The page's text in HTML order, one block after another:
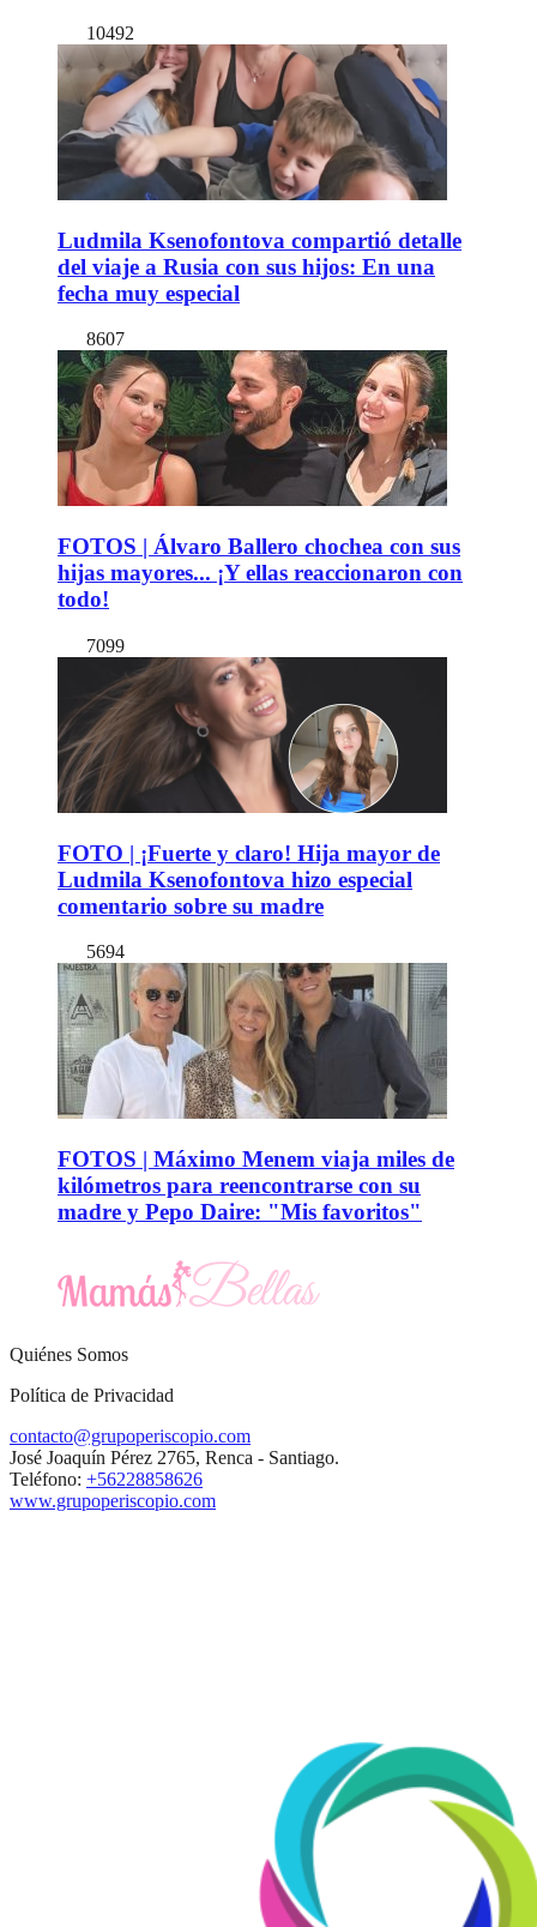
10492
Ludmila Ksenofontova compartió detalle
del viaje a Rusia con sus hijos: En una
fecha muy especial
8607
FOTOS | Álvaro Ballero chochea con sus
hijas mayores... ¡Y ellas reaccionaron con
todo!
7099
FOTO | ¡Fuerte y claro! Hija mayor de
Ludmila Ksenofontova hizo especial
comentario sobre su madre
5694
FOTOS | Máximo Menem viaja miles de
kilómetros para reencontrarse con su
madre y Pepo Daire: "Mis favoritos"
Quiénes Somos
Política de Privacidad
contacto@grupoperiscopio.com
José Joaquín Pérez 2765, Renca - Santiago.
Teléfono: +56228858626
www.grupoperiscopio.com